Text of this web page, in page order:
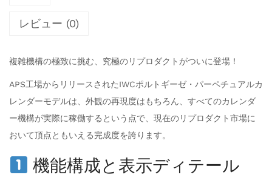
レビュー (0)
複雑機構の極致に挑む、究極のリプロダクトがついに登場！
APS工場からリリースされたIWCポルトギーゼ・パーペチュアルカ
レンダーモデルは、外観の再現度はもちろん、すべてのカレンダ
ー機構が実際に稼働するという点で、現在のリプロダクト市場に
おいて頂点ともいえる完成度を誇ります。
機能構成と表示ディテール